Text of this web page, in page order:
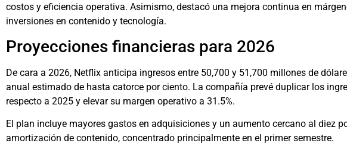
costos y eficiencia operativa. Asimismo, destacó una mejora continua en
inversiones en contenido y tecnología.
Proyecciones financieras para 2026
De cara a 2026, Netflix anticipa ingresos entre 50,700 y 51,700 millones de
anual estimado de hasta catorce por ciento. La compañía prevé duplicar los
respecto a 2025 y elevar su margen operativo a 31.5%.
El plan incluye mayores gastos en adquisiciones y un aumento cercano al diez
amortización de contenido, concentrado principalmente en el primer semestre.